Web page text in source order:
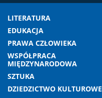
LITERATURA
EDUKACJA
PRAWA CZŁOWIEKA
WSPÓŁPRACA
MIĘDZYNARODOWA
SZTUKA
DZIEDZICTWO KULTUROWE